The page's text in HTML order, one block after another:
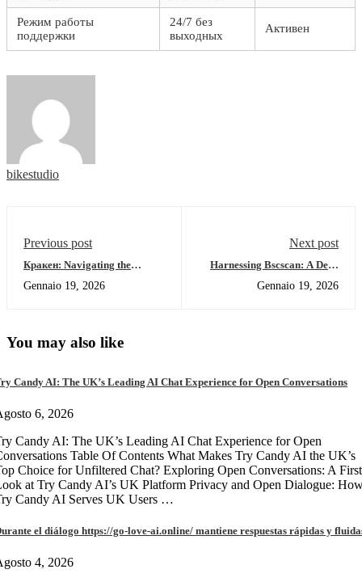
Режим работы
поддержки
24/7 без
выходных
Активен
bikestudio
Previous post
Кракен: Navigating the
Gennaio 19, 2026
Next post
Harnessing Bscscan: A Deep
Gennaio 19, 2026
You may also like
Candy AI: The UK’s Leading AI Chat Experience for Open Conversations
6, 2026
Candy AI: The UK’s Leading AI Chat Experience for Open
Table Of Contents What Makes Try Candy AI the UK’s
Choice for Unfiltered Chat? Exploring Open Conversations: A First
at Try Candy AI’s UK Platform Privacy and Open Dialogue:
Candy AI Serves UK Users …
el diálogo https://go-love-ai.online/ mantiene respuestas rápidas y
4, 2026